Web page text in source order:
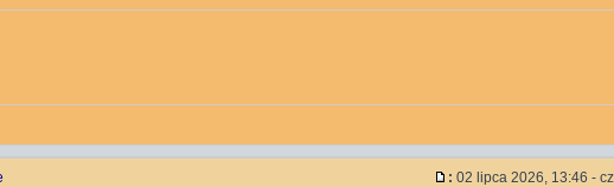
: 02 lipca 2026, 13:46 -